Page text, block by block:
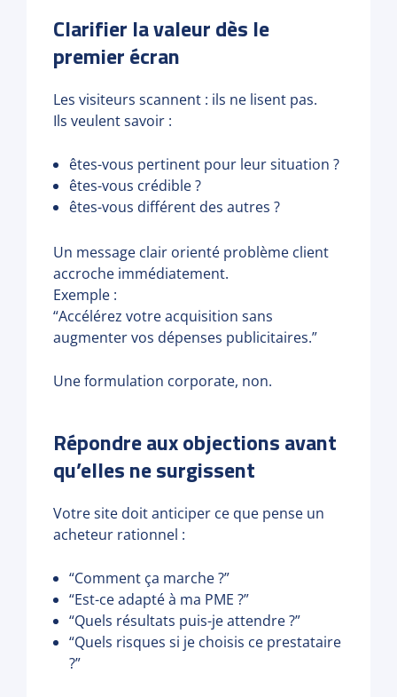
Clarifier la valeur dès le
premier écran
Les visiteurs scannent : ils ne lisent pas.
Ils veulent savoir :
êtes-vous pertinent pour leur situation ?
êtes-vous crédible ?
êtes-vous différent des autres ?
Un message clair orienté problème client
accroche immédiatement.
Exemple :
“Accélérez votre acquisition sans
augmenter vos dépenses publicitaires.”
Une formulation corporate, non.
Répondre aux objections avant
qu’elles ne surgissent
Votre site doit anticiper ce que pense un
acheteur rationnel :
“Comment ça marche ?”
“Est-ce adapté à ma PME ?”
“Quels résultats puis-je attendre ?”
“Quels risques si je choisis ce prestataire
?”